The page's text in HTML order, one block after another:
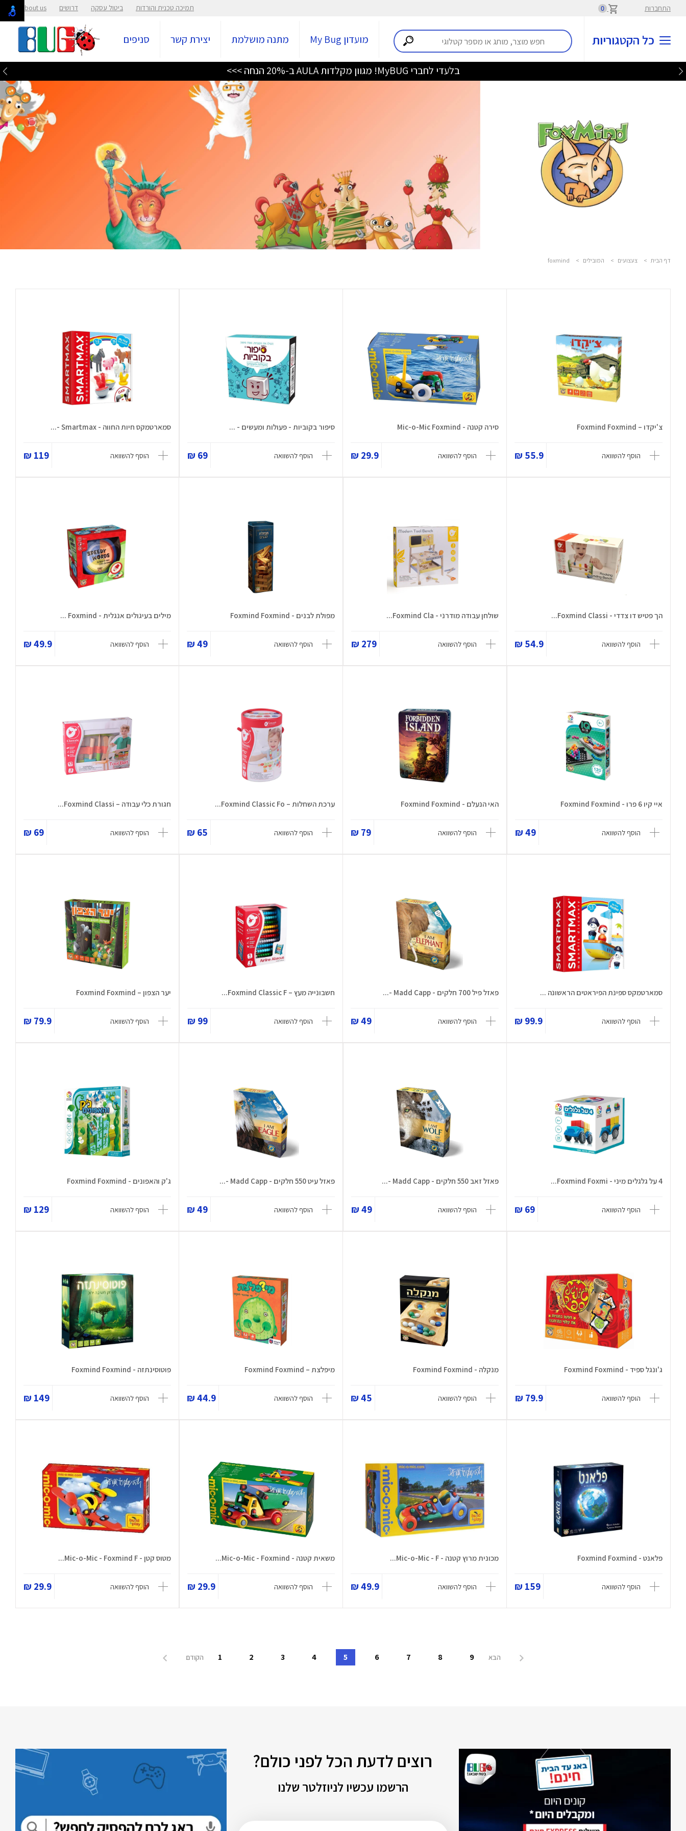
התחברות 0 תמיכה טכנית והורדות ביטול עסקה דרושים About us
כל הקטגוריות מועדון My Bug מתנה מושלמת יצירת קשר סניפים
בלעדי לחברי MyBUG! מגוון מקלדות AULA ב-20% הנחה >>>
דף הבית > צעצועים > המובילים >
foxmind
צ'יקדו – Foxmind Foxmind
הוסף להשוואה 55.9 ₪
סירה קטנה - Mic-o-Mic Foxmind
הוסף להשוואה 29.9 ₪
סיפור בקוביות - פעולות ומעשים - ...
הוסף להשוואה 69 ₪
סמארטמקס חיות החווה - Smartmax -...
הוסף להשוואה 119 ₪
הך פטיש דו צדדי - Foxmind Classi...
הוסף להשוואה 54.9 ₪
שולחן עבודה מודרני - Foxmind Cla...
הוסף להשוואה 279 ₪
מפולת לבנים - Foxmind Foxmind
הוסף להשוואה 49 ₪
מילים בעיגולים אנגלית - Foxmind ...
הוסף להשוואה 49.9 ₪
איי קיו 6 פרו - Foxmind Foxmind
הוסף להשוואה 49 ₪
האי הנעלם - Foxmind Foxmind
הוסף להשוואה 79 ₪
ערכת השחלות – Foxmind Classic Fo...
הוסף להשוואה 65 ₪
חגורת כלי עבודה – Foxmind Classi...
הוסף להשוואה 69 ₪
סמארטמקס ספינת הפיראטים הראשונה ...
הוסף להשוואה 99.9 ₪
פאזל פיל 700 חלקים - Madd Capp -...
הוסף להשוואה 49 ₪
חשבונייה מעץ – Foxmind Classic F...
הוסף להשוואה 99 ₪
יער הצפון – Foxmind Foxmind
הוסף להשוואה 79.9 ₪
4 על גלגלים מיני - Foxmind Foxmi...
הוסף להשוואה 69 ₪
פאזל זאב 550 חלקים - Madd Capp -...
הוסף להשוואה 49 ₪
פאזל עיט 550 חלקים - Madd Capp -...
הוסף להשוואה 49 ₪
ג'ק והאפונים - Foxmind Foxmind
הוסף להשוואה 129 ₪
ג'ונגל ספיד - Foxmind Foxmind
הוסף להשוואה 79.9 ₪
מנקלה - Foxmind Foxmind
הוסף להשוואה 45 ₪
מיפלצת – Foxmind Foxmind
הוסף להשוואה 44.9 ₪
פוטוסינתזה - Foxmind Foxmind
הוסף להשוואה 149 ₪
פלאנט - Foxmind Foxmind
הוסף להשוואה 159 ₪
מכונית מרוץ קטנה - Mic-o-Mic - F...
הוסף להשוואה 49.9 ₪
משאית קטנה - Mic-o-Mic - Foxmind...
הוסף להשוואה 29.9 ₪
מטוס קטן - Mic-o-Mic - Foxmind F...
הוסף להשוואה 29.9 ₪
הבא 9
8
7
6
5
4
3
2
1 הקודם
רוצים לדעת הכל לפני כולם?
הרשמו עכשיו לניוזלטר שלנו